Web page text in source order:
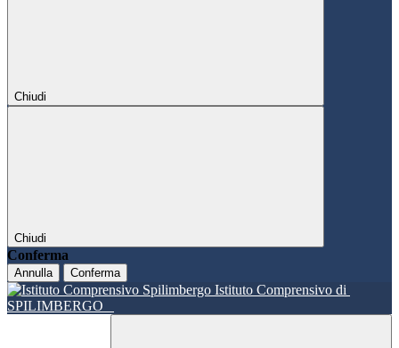
Chiudi
Chiudi
Conferma
Annulla Conferma
Istituto Comprensivo di
SPILIMBERGO